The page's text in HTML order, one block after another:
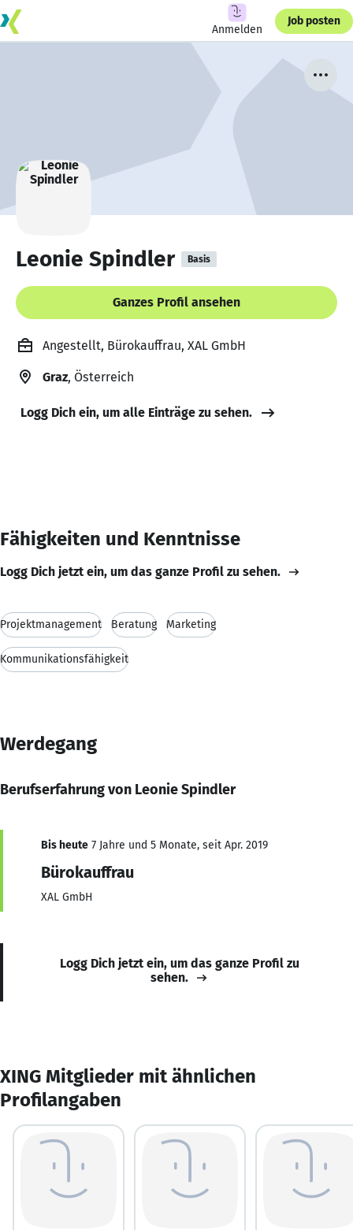
Anmelden
Job posten
Leonie Spindler Basis
Ganzes Profil ansehen
Angestellt, Bürokauffrau, XAL GmbH
Graz, Österreich
Logg Dich ein, um alle Einträge zu sehen.
Fähigkeiten und Kenntnisse
Logg Dich jetzt ein, um das ganze Profil zu sehen.
Projektmanagement Beratung Marketing
Kommunikationsfähigkeit
Werdegang
Berufserfahrung von Leonie Spindler
Bis heute 7 Jahre und 5 Monate, seit Apr. 2019
Bürokauffrau
XAL GmbH
Logg Dich jetzt ein, um das ganze Profil zu
sehen.
XING Mitglieder mit ähnlichen
Profilangaben